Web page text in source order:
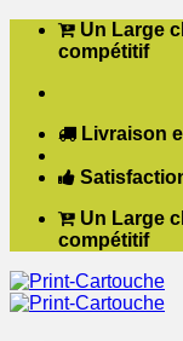
Passer Un Large
compétitif
Livraison
Un Large
compétitif